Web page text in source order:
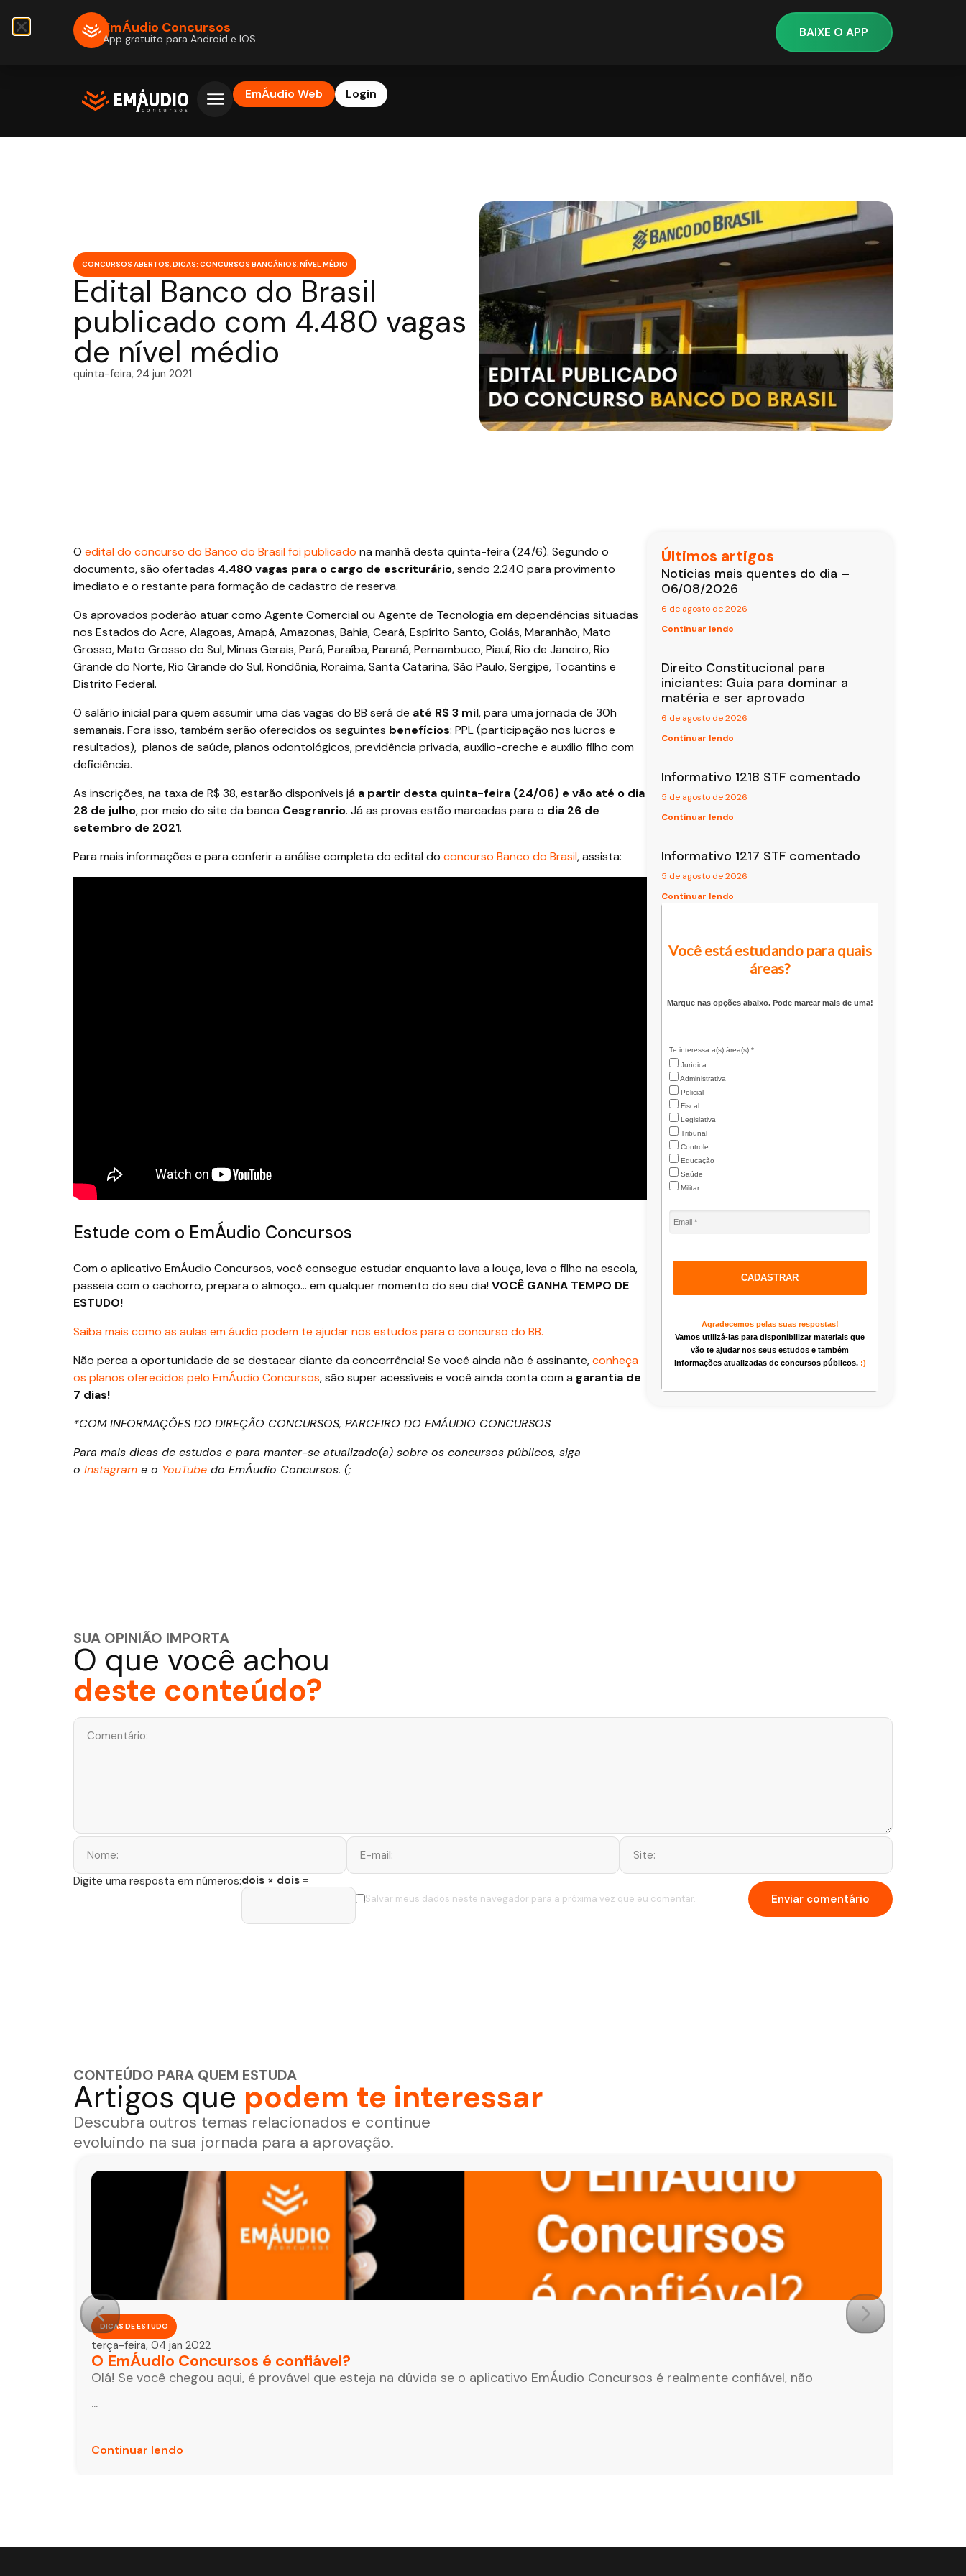
EmÁudio Web Login
CONCURSOS ABERTOS,DICAS: CONCURSOS BANCÁRIOS,NÍVEL MÉDIO
Edital Banco do Brasil
publicado com 4.480 vagas
de nível médio
quinta-feira, 24 jun 2021
O edital do concurso do Banco do Brasil foi publicado na manhã desta quinta-feira (24/6). Segundo o
documento, são ofertadas 4.480 vagas para o cargo de escriturário, sendo 2.240 para provimento
imediato e o restante para formação de cadastro de reserva.
Os aprovados poderão atuar como Agente Comercial ou Agente de Tecnologia em dependências situadas
nos Estados do Acre, Alagoas, Amapá, Amazonas, Bahia, Ceará, Espírito Santo, Goiás, Maranhão, Mato
Grosso, Mato Grosso do Sul, Minas Gerais, Pará, Paraíba, Paraná, Pernambuco, Piauí, Rio de Janeiro, Rio
Grande do Norte, Rio Grande do Sul, Rondônia, Roraima, Santa Catarina, São Paulo, Sergipe, Tocantins e
Distrito Federal.
O salário inicial para quem assumir uma das vagas do BB será de até R$ 3 mil, para uma jornada de 30h
semanais. Fora isso, também serão oferecidos os seguintes benefícios: PPL (participação nos lucros e
resultados), planos de saúde, planos odontológicos, previdência privada, auxílio-creche e auxílio filho com
deficiência.
As inscrições, na taxa de R$ 38, estarão disponíveis já a partir desta quinta-feira (24/06) e vão até o dia
28 de julho, por meio do site da banca Cesgranrio. Já as provas estão marcadas para o dia 26 de
setembro de 2021.
Para mais informações e para conferir a análise completa do edital do concurso Banco do Brasil, assista:
Estude com o EmÁudio Concursos
Com o aplicativo EmÁudio Concursos, você consegue estudar enquanto lava a louça, leva o filho na escola,
passeia com o cachorro, prepara o almoço… em qualquer momento do seu dia! VOCÊ GANHA TEMPO DE
ESTUDO!
Saiba mais como as aulas em áudio podem te ajudar nos estudos para o concurso do BB.
Não perca a oportunidade de se destacar diante da concorrência! Se você ainda não é assinante,conheça
os planos oferecidos pelo EmÁudio Concursos, são super acessíveis e você ainda conta com a garantia de
7 dias!
*COM INFORMAÇÕES DO DIREÇÃO CONCURSOS, PARCEIRO DO EMÁUDIO CONCURSOS
Para mais dicas de estudos e para manter-se atualizado(a) sobre os concursos públicos, siga
o Instagram e o YouTube do EmÁudio Concursos. (;
Últimos artigos
Notícias mais quentes do dia –
06/08/2026
6 de agosto de 2026
Continuar lendo
Direito Constitucional para
iniciantes: Guia para dominar a
matéria e ser aprovado
6 de agosto de 2026
Continuar lendo
Informativo 1218 STF comentado
5 de agosto de 2026
Continuar lendo
Informativo 1217 STF comentado
5 de agosto de 2026
Continuar lendo
Você está estudando para quais
áreas?
Marque nas opções abaixo. Pode marcar mais de uma!
Te interessa a(s) área(s):*
Jurídica
Administrativa
Policial
Fiscal
Legislativa
Tribunal
Controle
Educação
Saúde
Militar
CADASTRAR
Agradecemos pelas suas respostas!
Vamos utilizá-las para disponibilizar materiais que
vão te ajudar nos seus estudos e também
informações atualizadas de concursos públicos. :)
SUA OPINIÃO IMPORTA
O que você achou
deste conteúdo?
Salvar meus dados neste navegador para a próxima vez que eu comentar.
Digite uma resposta em números:dois × dois =
CONTEÚDO PARA QUEM ESTUDA
Artigos que podem te interessar
Descubra outros temas relacionados e continue
evoluindo na sua jornada para a aprovação.
DICAS DE ESTUDO
terça-feira, 04 jan 2022
O EmÁudio Concursos é confiável?
Olá! Se você chegou aqui, é provável que esteja na dúvida se o aplicativo EmÁudio Concursos é realmente confiável, não
...
Continuar lendo
EmÁudio Concursos
App gratuito para Android e IOS. BAIXE O APP